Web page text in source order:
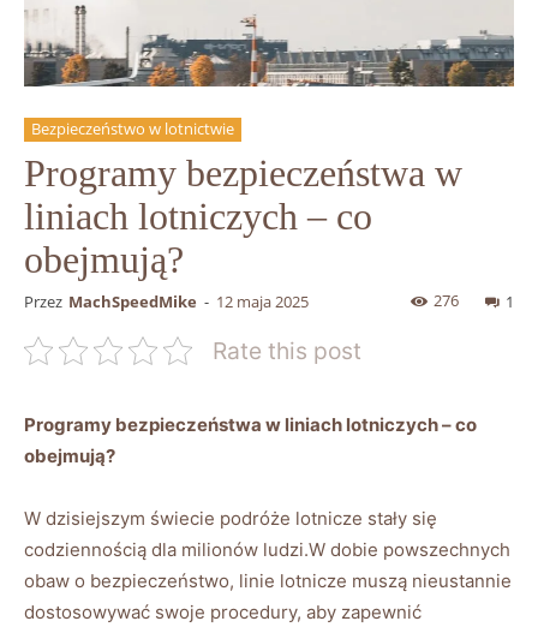
Bezpieczeństwo w lotnictwie
Programy bezpieczeństwa w
liniach lotniczych – co
obejmują?
Przez MachSpeedMike - 12 maja 2025 1
276
Rate this post
Programy bezpieczeństwa w liniach lotniczych – co
obejmują?
W ‌dzisiejszym‌ świecie podróże lotnicze⁣ stały ‌się
codziennością dla milionów ludzi.W dobie powszechnych
obaw o bezpieczeństwo, linie ‍lotnicze muszą nieustannie
dostosowywać swoje procedury, ⁢aby zapewnić